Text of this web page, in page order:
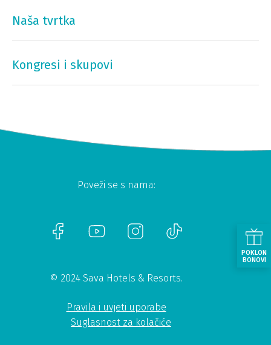
Naša tvrtka
Kongresi i skupovi
Poveži se s nama:
© 2024 Sava Hotels & Resorts.
Pravila i uvjeti uporabe
Suglasnost za kolačiće
POKLON
BONOVI